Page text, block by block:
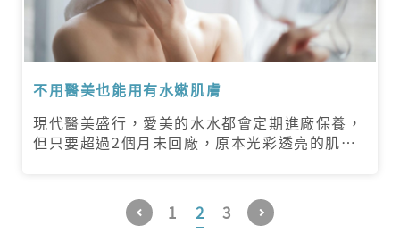
不用醫美也能用有水嫩肌膚
現代醫美盛行，愛美的水水都會定期進廠保養，
但只要超過2個月未回廠，原本光彩透亮的肌膚
個」讓肌膚由內而外的自然美起來！
1 2 3